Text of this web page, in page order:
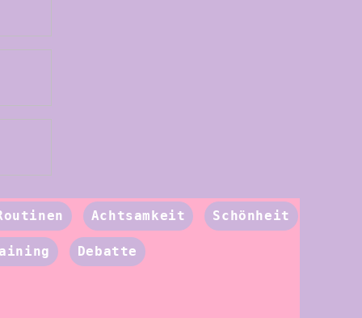
Achtsamkeit Schönheit
Debatte